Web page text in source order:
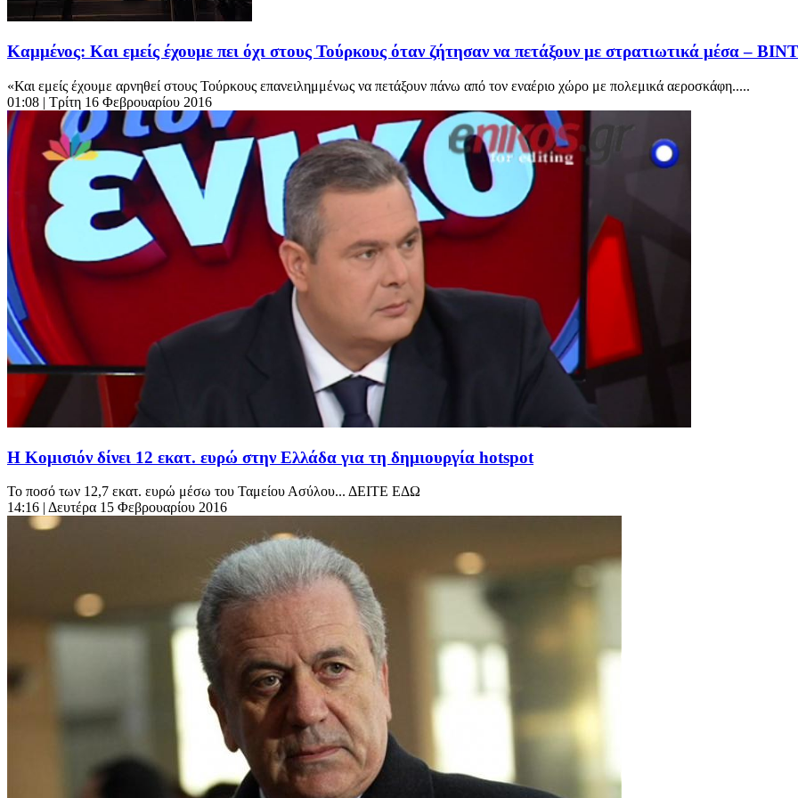
Καμμένος: Και εμείς έχουμε πει όχι στους Τούρκους όταν ζήτησαν να πετάξουν με στρατιωτικά μέσα –
«Και εμείς έχουμε αρνηθεί στους Τούρκους επανειλημμένως να πετάξουν πάνω από τον εναέριο χώρο με πολεμικά αεροσκάφη.....
01:08 | Τρίτη 16 Φεβρουαρίου 2016
Η Κομισιόν δίνει 12 εκατ. ευρώ στην Ελλάδα για τη δημιουργία hotspot
Το ποσό των 12,7 εκατ. ευρώ μέσω του Ταμείου Ασύλου... ΔΕΙΤΕ ΕΔΩ
14:16 | Δευτέρα 15 Φεβρουαρίου 2016